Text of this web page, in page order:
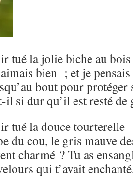
tué la jolie biche au
bien ; et je
bout pour protéger
il si dur qu’il est resté de
tué la douce tourterelle
du cou, le gris mauve
charmé ? Tu as
qui t’avait